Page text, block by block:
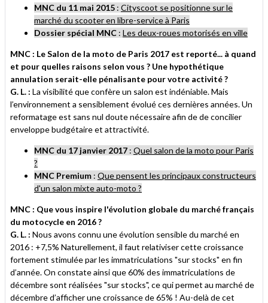
MNC du 11 mai 2015 : Cityscoot se positionne sur le
marché du scooter en libre-service à Paris
Dossier spécial MNC : Les deux-roues motorisés en ville
MNC : Le Salon de la moto de Paris 2017 est reporté... à quand
et pour quelles raisons selon vous ? Une hypothétique
annulation serait-elle pénalisante pour votre activité ?
G. L. : La visibilité que confère un salon est indéniable. Mais
l’environnement a sensiblement évolué ces dernières années. Un
reformatage est sans nul doute nécessaire afin de de concilier
enveloppe budgétaire et attractivité.
MNC du 17 janvier 2017 : Quel salon de la moto pour Paris
?
MNC Premium : Que pensent les principaux constructeurs
d'un salon mixte auto-moto ?
MNC : Que vous inspire l'évolution globale du marché français
du motocycle en 2016 ?
G. L. : Nous avons connu une évolution sensible du marché en
2016 : +7,5% Naturellement, il faut relativiser cette croissance
fortement stimulée par les immatriculations "sur stocks" en fin
d’année. On constate ainsi que 60% des immatriculations de
décembre sont réalisées "sur stocks", ce qui permet au marché de
décembre d’afficher une croissance de 65% ! Au-delà de cet